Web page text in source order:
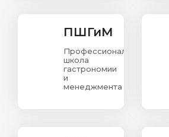
ограниченными
возможностями
ПШГиМ
Профессиональная
школа
гастрономии
и
менеджмента